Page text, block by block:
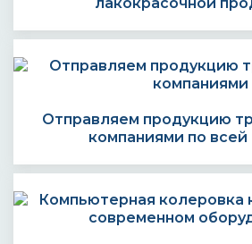
Отправляем продукцию
компаниями по всей